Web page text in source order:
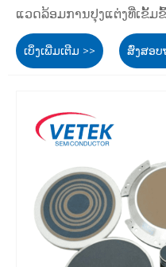
ແວດລ້ອມການປຸງແຕ່ງທີ່ເຂັ້ມ
ເບິ່ງເພີ່ມເຕີມ >> ສົ່ງສອບ